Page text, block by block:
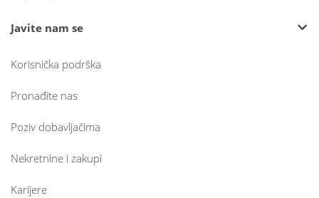
Javite nam se
Korisnička podrška
Pronađite nas
Poziv dobavljačima
Nekretnine i zakupi
Karijere